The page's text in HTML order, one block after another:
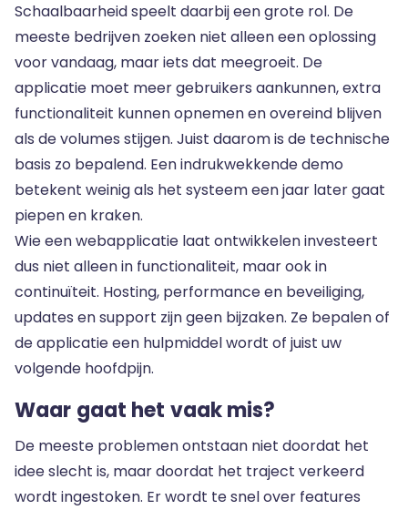
Schaalbaarheid speelt daarbij een grote rol. De
meeste bedrijven zoeken niet alleen een oplossing
voor vandaag, maar iets dat meegroeit. De
applicatie moet meer gebruikers aankunnen, extra
functionaliteit kunnen opnemen en overeind blijven
als de volumes stijgen. Juist daarom is de technische
basis zo bepalend. Een indrukwekkende demo
betekent weinig als het systeem een jaar later gaat
piepen en kraken.
Wie een webapplicatie laat ontwikkelen investeert
dus niet alleen in functionaliteit, maar ook in
continuïteit. Hosting, performance en beveiliging,
updates en support zijn geen bijzaken. Ze bepalen of
de applicatie een hulpmiddel wordt of juist uw
volgende hoofdpijn.
Waar gaat het vaak mis?
De meeste problemen ontstaan niet doordat het
idee slecht is, maar doordat het traject verkeerd
wordt ingestoken. Er wordt te snel over features